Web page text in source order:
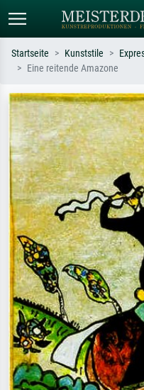
Suchen Sie nach Künstlern,
oder Stilen – z.B. Monet,
Sternennacht, Impressionismus,
Hokusai, Akt.
Startseite Kunststile
Eine reitende Amazone